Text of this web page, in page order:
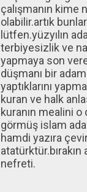
çalışmanın kime
olabilir.artık
lütfen.yüzyılın
terbiyesizlik ve
yapmaya son
düşmanı bir
yaptıklarını
kuran ve halk
kuranın mealini o
görmüş islam
hamdi yazıra
atatürktür.bırakın
nefreti.